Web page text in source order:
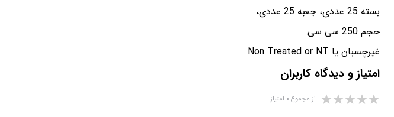
بسته 25 عددی، جعبه 25 عددی،
حجم 250 سی سی
غیرچسبان یا Non Treated or NT
امتیاز و دیدگاه کاربران
از مجموع ۰ امتیاز